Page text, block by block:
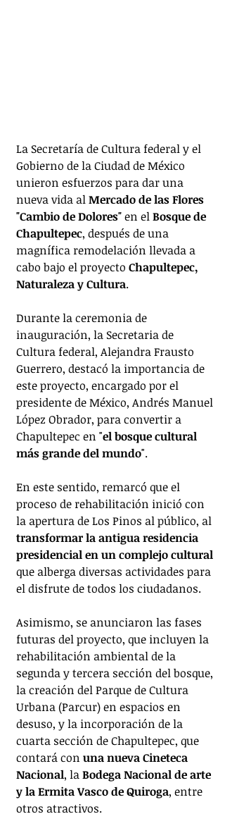
La Secretaría de Cultura federal y el
Gobierno de la Ciudad de México
unieron esfuerzos para dar una
nueva vida al Mercado de las Flores
"Cambio de Dolores" en el Bosque de
Chapultepec, después de una
magnífica remodelación llevada a
cabo bajo el proyecto Chapultepec,
Naturaleza y Cultura.
Durante la ceremonia de
inauguración, la Secretaria de
Cultura federal, Alejandra Frausto
Guerrero, destacó la importancia de
este proyecto, encargado por el
presidente de México, Andrés Manuel
López Obrador, para convertir a
Chapultepec en "el bosque cultural
más grande del mundo".
En este sentido, remarcó que el
proceso de rehabilitación inició con
la apertura de Los Pinos al público, al
transformar la antigua residencia
presidencial en un complejo cultural
que alberga diversas actividades para
el disfrute de todos los ciudadanos.
Asimismo, se anunciaron las fases
futuras del proyecto, que incluyen la
rehabilitación ambiental de la
segunda y tercera sección del bosque,
la creación del Parque de Cultura
Urbana (Parcur) en espacios en
desuso, y la incorporación de la
cuarta sección de Chapultepec, que
contará con una nueva Cineteca
Nacional, la Bodega Nacional de arte
y la Ermita Vasco de Quiroga, entre
otros atractivos.